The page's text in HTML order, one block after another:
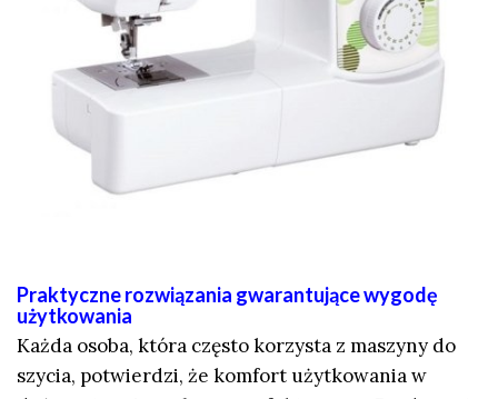
Praktyczne rozwiązania gwarantujące wygodę
użytkowania
Każda osoba, która często korzysta z maszyny do
szycia, potwierdzi, że komfort użytkowania w